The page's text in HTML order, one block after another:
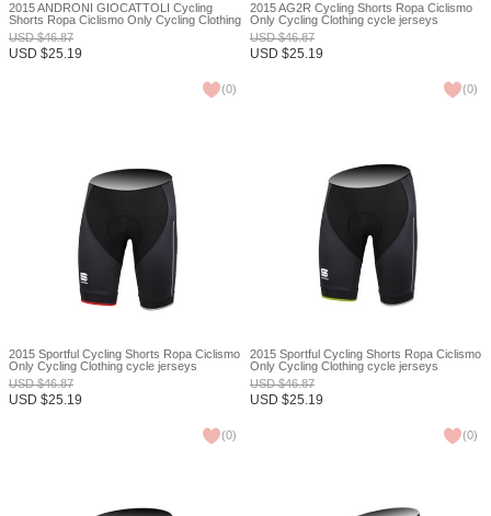
2015 ANDRONI GIOCATTOLI Cycling
Shorts Ropa Ciclismo Only Cycling Clothing
cycle jerseys Ciclismo bicicletas maillot
ciclismo XXS
USD$46.87
USD $25.19
(0)
2015 AG2R Cycling Shorts Ropa Ciclismo
Only Cycling Clothing cycle jerseys
Ciclismo bicicletas maillot ciclismo XXS
USD$46.87
USD $25.19
(0)
2015 Sportful Cycling Shorts Ropa Ciclismo
Only Cycling Clothing cycle jerseys
Ciclismo bicicletas maillot ciclismo XXS
USD$46.87
USD $25.19
(0)
2015 Sportful Cycling Shorts Ropa Ciclismo
Only Cycling Clothing cycle jerseys
Ciclismo bicicletas maillot ciclismo XXS
USD$46.87
USD $25.19
(0)